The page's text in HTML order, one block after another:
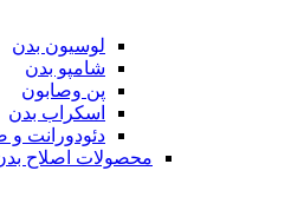
لوسیون بدن
شامپو بدن
پن وصابون
اسکراب بدن
دئودورانت و
محصولات اصلاح